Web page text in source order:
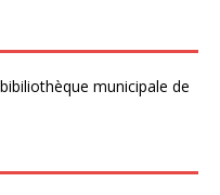
municipale de